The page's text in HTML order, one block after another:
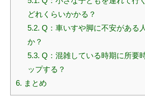
どれくらいかかる？
5.2. Q：車いすや脚に不安がある
か？
5.3. Q：混雑している時期に所要
ップする？
6. まとめ